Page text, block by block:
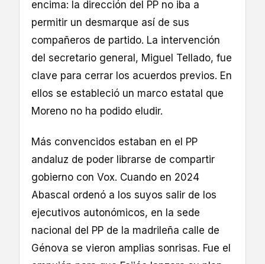
encima: la dirección del PP no iba a
permitir un desmarque así de sus
compañeros de partido. La intervención
del secretario general, Miguel Tellado, fue
clave para cerrar los acuerdos previos. En
ellos se estableció un marco estatal que
Moreno no ha podido eludir.
Más convencidos estaban en el PP
andaluz de poder librarse de compartir
gobierno con Vox. Cuando en 2024
Abascal ordenó a los suyos salir de los
ejecutivos autonómicos, en la sede
nacional del PP de la madrileña calle de
Génova se vieron amplias sonrisas. Fue el